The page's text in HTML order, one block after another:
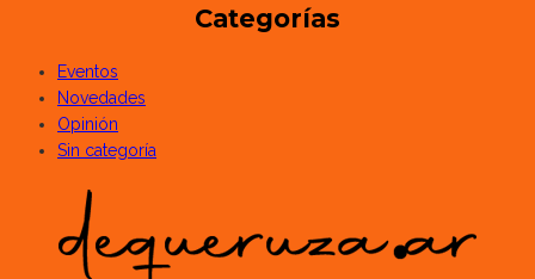
Categorías
Eventos
Novedades
Opinión
Sin categoría